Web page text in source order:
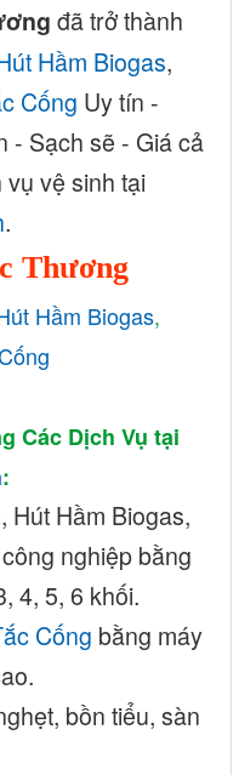
đã trở thành
Hầm Biogas,
Cống Uy tín -
- Sạch sẽ - Giá cả
vệ sinh tại
.
Thương
Hầm Biogas,
Các Dịch Vụ tại
:
, Hút Hầm Biogas,
nghiệp bằng
4, 5, 6 khối.
Cống bằng máy
bồn tiểu, sàn